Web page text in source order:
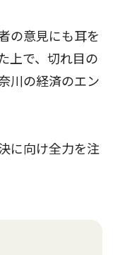
の意見にも耳を
上で、切れ目の
川の経済のエン
に向け全力を注